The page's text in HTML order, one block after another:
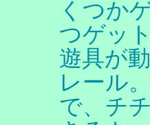
くつか
つゲット
遊具が
レール
で、チ